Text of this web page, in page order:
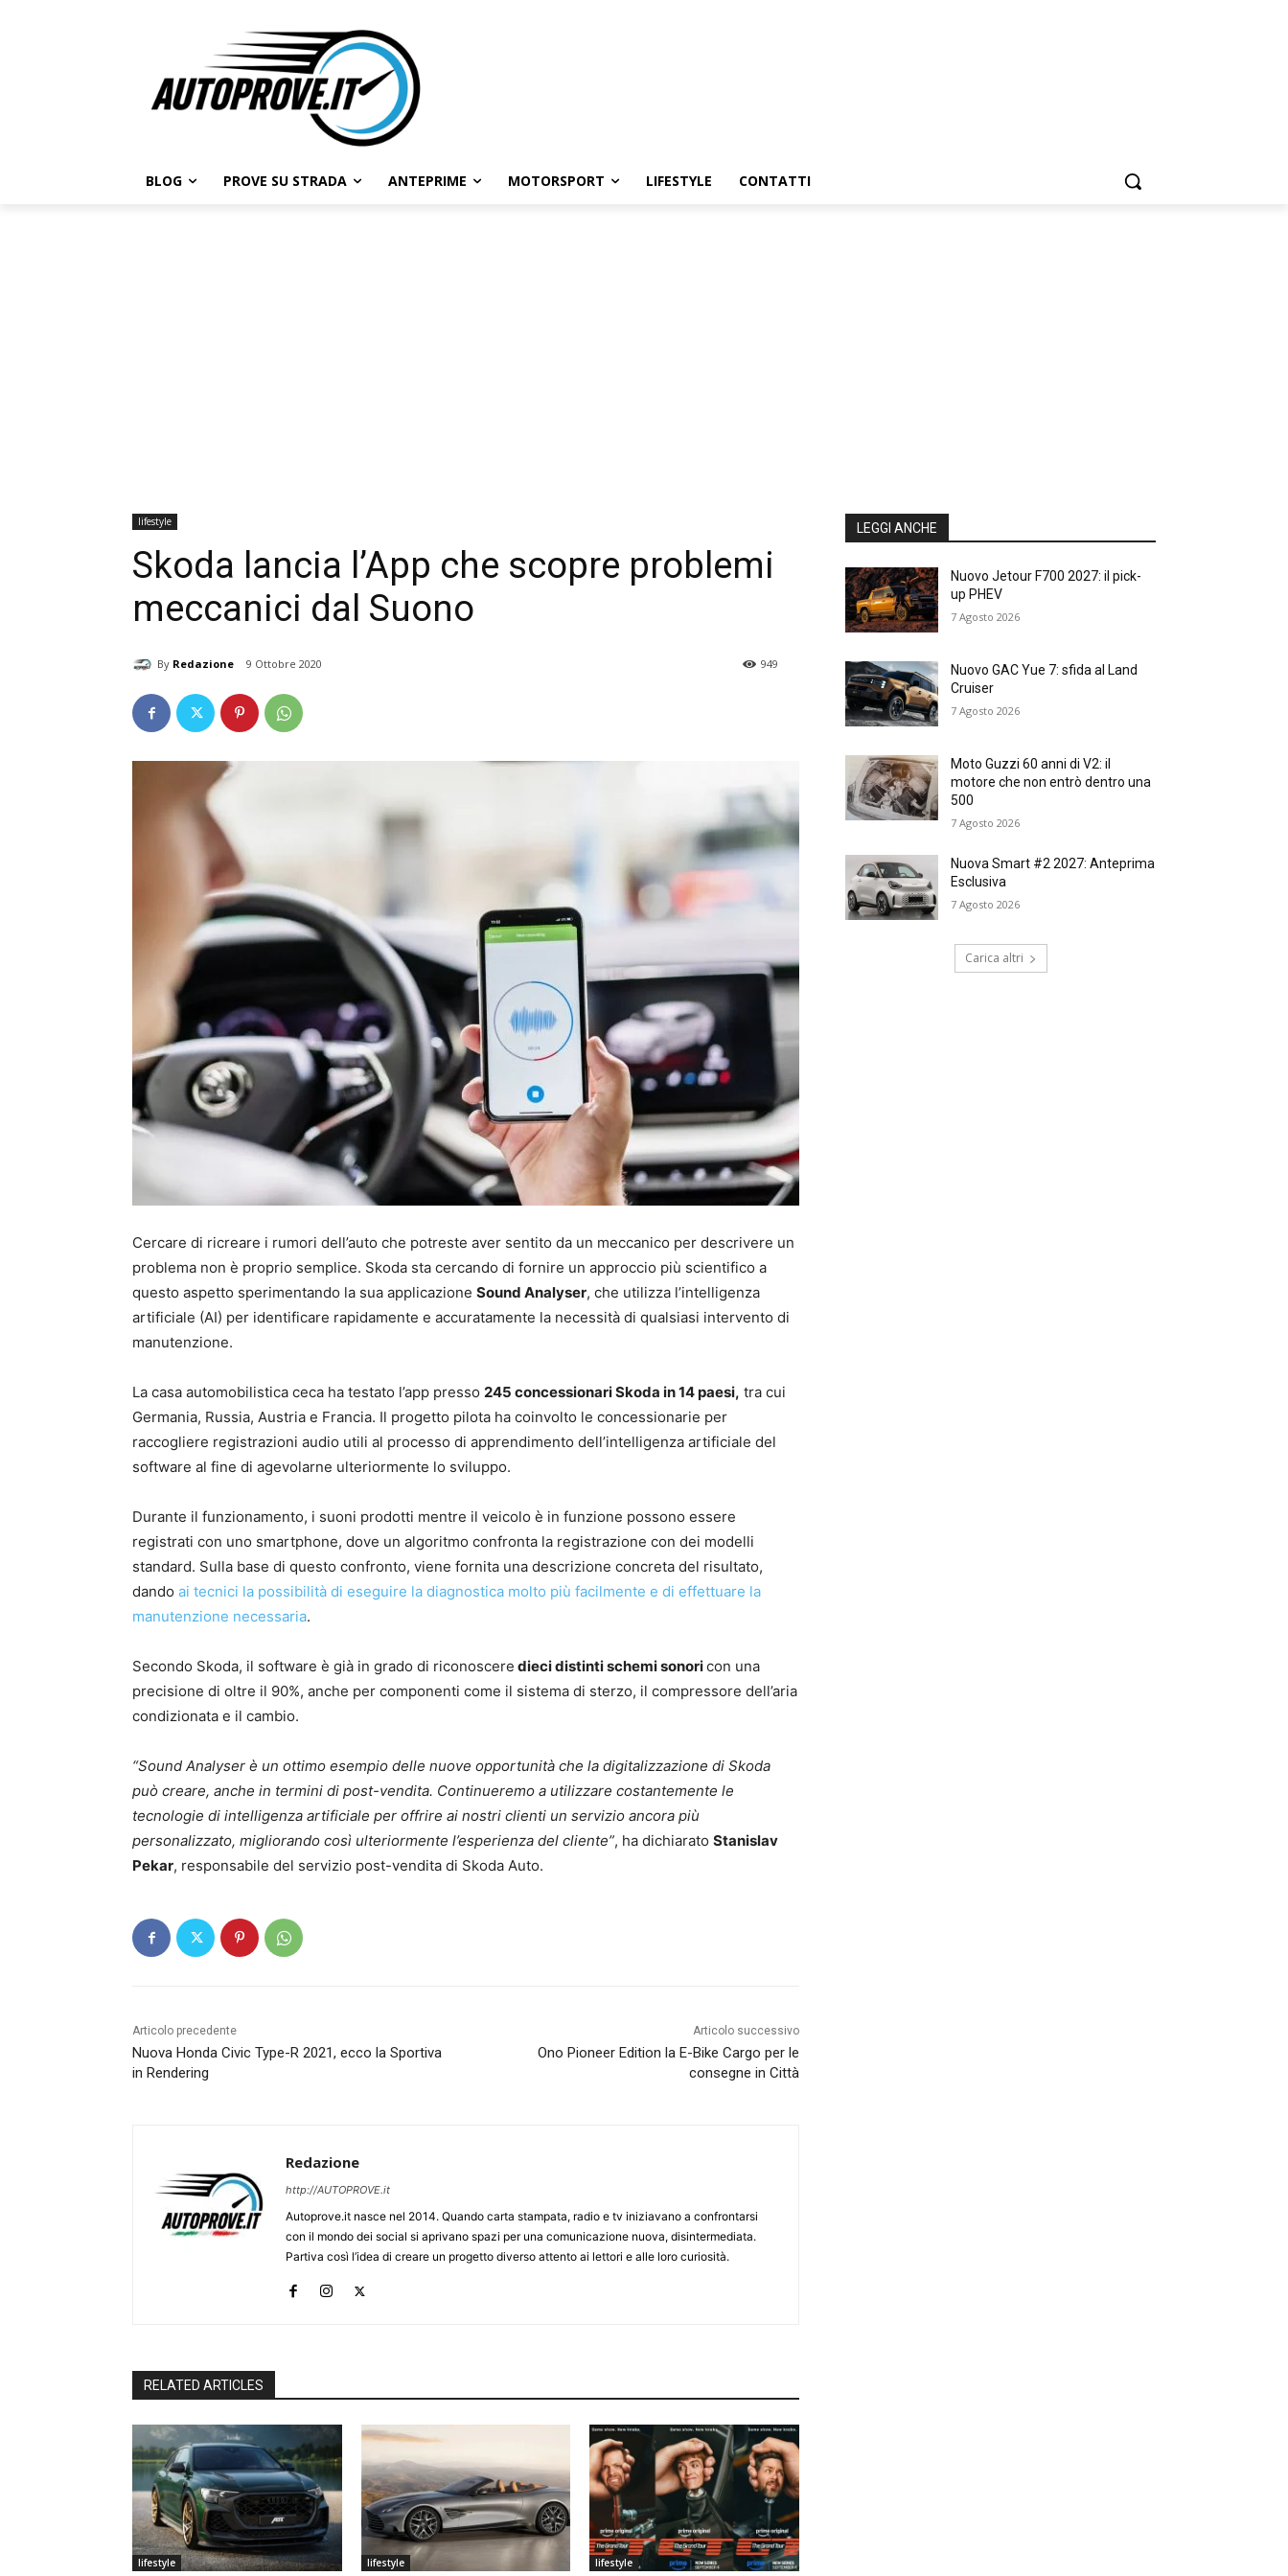
BLOG PROVE SU STRADA ANTEPRIME MOTORSPORT LIFESTYLE CONTATTI
lifestyle
Skoda lancia l’App che scopre problemi
meccanici dal Suono
By Redazione 9 Ottobre 2020 949
Cercare di ricreare i rumori dell’auto che potreste aver sentito da un meccanico per descrivere un
problema non è proprio semplice. Skoda sta cercando di fornire un approccio più scientifico a
questo aspetto sperimentando la sua applicazione Sound Analyser, che utilizza l’intelligenza
artificiale (AI) per identificare rapidamente e accuratamente la necessità di qualsiasi intervento di
manutenzione.
La casa automobilistica ceca ha testato l’app presso 245 concessionari Skoda in 14 paesi, tra cui
Germania, Russia, Austria e Francia. Il progetto pilota ha coinvolto le concessionarie per
raccogliere registrazioni audio utili al processo di apprendimento dell’intelligenza artificiale del
software al fine di agevolarne ulteriormente lo sviluppo.
Durante il funzionamento, i suoni prodotti mentre il veicolo è in funzione possono essere
registrati con uno smartphone, dove un algoritmo confronta la registrazione con dei modelli
standard. Sulla base di questo confronto, viene fornita una descrizione concreta del risultato,
dando ai tecnici la possibilità di eseguire la diagnostica molto più facilmente e di effettuare la
manutenzione necessaria.
Secondo Skoda, il software è già in grado di riconoscere dieci distinti schemi sonoricon una
precisione di oltre il 90%, anche per componenti come il sistema di sterzo, il compressore dell’aria
condizionata e il cambio.
“Sound Analyser è un ottimo esempio delle nuove opportunità che la digitalizzazione di Skoda
può creare, anche in termini di post-vendita. Continueremo a utilizzare costantemente le
tecnologie di intelligenza artificiale per offrire ai nostri clienti un servizio ancora più
personalizzato, migliorando così ulteriormente l’esperienza del cliente”, ha dichiarato Stanislav
Pekar, responsabile del servizio post-vendita di Skoda Auto.
Articolo precedente
Nuova Honda Civic Type-R 2021, ecco la Sportiva
in Rendering
Articolo successivo
Ono Pioneer Edition la E-Bike Cargo per le
consegne in Città
Redazione
http://AUTOPROVE.it
Autoprove.it nasce nel 2014. Quando carta stampata, radio e tv iniziavano a confrontarsi
con il mondo dei social si aprivano spazi per una comunicazione nuova, disintermediata.
Partiva così l’idea di creare un progetto diverso attento ai lettori e alle loro curiosità.
RELATED ARTICLES
lifestyle lifestyle lifestyle
LEGGI ANCHE
Nuovo Jetour F700 2027: il pick-
up PHEV
7 Agosto 2026
Nuovo GAC Yue 7: sfida al Land
Cruiser
7 Agosto 2026
Moto Guzzi 60 anni di V2: il
motore che non entrò dentro una
500
7 Agosto 2026
Nuova Smart #2 2027: Anteprima
Esclusiva
7 Agosto 2026
Carica altri